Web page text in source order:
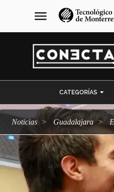
navegación
principal
menu
CATEGORÍAS
Noticias Guadalajara